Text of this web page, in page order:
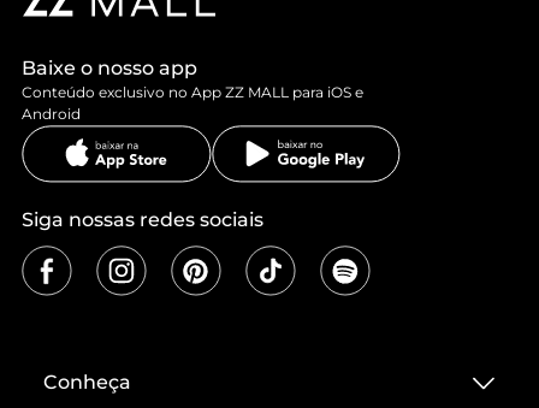
Baixe o nosso app
Conteúdo exclusivo no App ZZ MALL para iOS e
Android
Siga nossas redes sociais
Conheça